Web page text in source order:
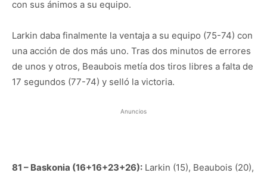
con sus ánimos a su equipo.
Larkin daba finalmente la ventaja a su equipo (75-74) con
una acción de dos más uno. Tras dos minutos de errores
de unos y otros, Beaubois metía dos tiros libres a falta de
17 segundos (77-74) y selló la victoria.
Anuncios
81 – Baskonia (16+16+23+26): Larkin (15), Beaubois (20),